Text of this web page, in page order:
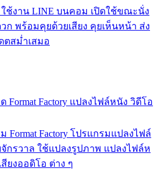
ใช้งาน LINE บนคอม เปิดใช้ขณะนั่ง
ก พร้อมคุยด้วยเสียง คุยเห็นหน้า ส่ง
ตสม่ำเสมอ
Format Factory แปลงไฟล์หนัง วิดีโอ
Format Factory โปรแกรมแปลงไฟล์
กรวาล ใช้แปลงรูปภาพ แปลงไฟล์ห
ยงออดิโอ ต่าง ๆ